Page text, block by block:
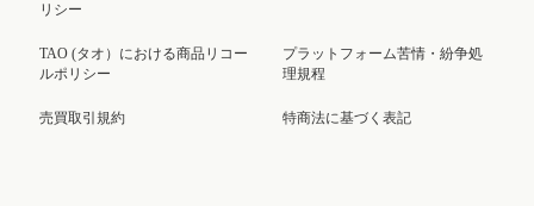
リシー
TAO (タオ）における商品リコー
ルポリシー
売買取引規約
プラットフォーム苦情・紛争処
理規程
特商法に基づく表記